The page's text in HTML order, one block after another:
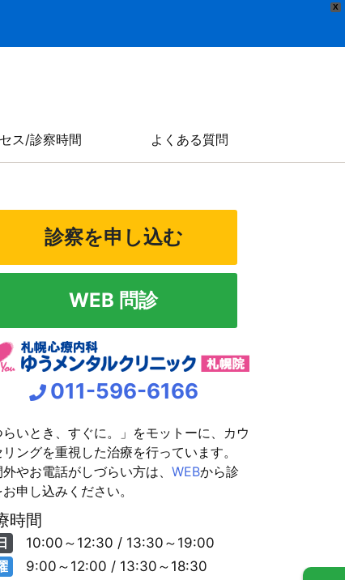
X
ス/診察時間 よくある質問
診察を申し込む
WEB 問診
011-596-6166
らいとき、すぐに。」をモットーに、カウ
リングを重視した治療を行っています。
やお電話がしづらい方は、 WEBから診
申し込みください。
時間
10:00～12:30 / 13:30～19:00
9:00～12:00 / 13:30～18:30